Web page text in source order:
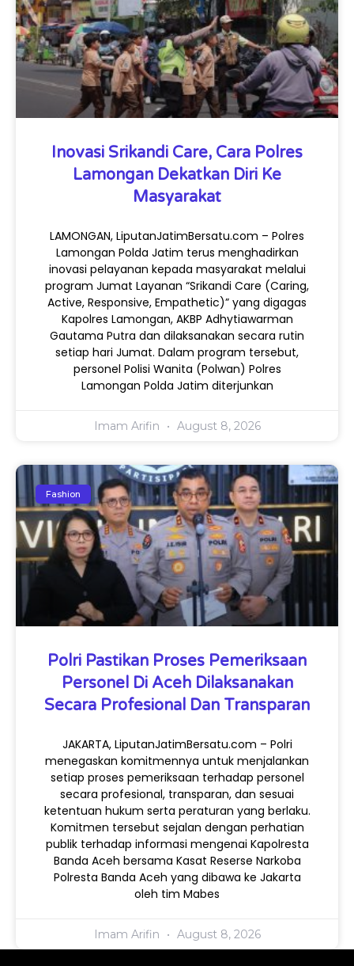
Inovasi Srikandi Care, Cara Polres
Lamongan Dekatkan Diri Ke
Masyarakat
LAMONGAN, LiputanJatimBersatu.com – Polres
Lamongan Polda Jatim terus menghadirkan
inovasi pelayanan kepada masyarakat melalui
program Jumat Layanan “Srikandi Care (Caring,
Active, Responsive, Empathetic)” yang digagas
Kapolres Lamongan, AKBP Adhytiawarman
Gautama Putra dan dilaksanakan secara rutin
setiap hari Jumat. Dalam program tersebut,
personel Polisi Wanita (Polwan) Polres
Lamongan Polda Jatim diterjunkan
Imam Arifin August 8, 2026
Fashion
Polri Pastikan Proses Pemeriksaan
Personel Di Aceh Dilaksanakan
Secara Profesional Dan Transparan
JAKARTA, LiputanJatimBersatu.com – Polri
menegaskan komitmennya untuk menjalankan
setiap proses pemeriksaan terhadap personel
secara profesional, transparan, dan sesuai
ketentuan hukum serta peraturan yang berlaku.
Komitmen tersebut sejalan dengan perhatian
publik terhadap informasi mengenai Kapolresta
Banda Aceh bersama Kasat Reserse Narkoba
Polresta Banda Aceh yang dibawa ke Jakarta
oleh tim Mabes
Imam Arifin August 8, 2026